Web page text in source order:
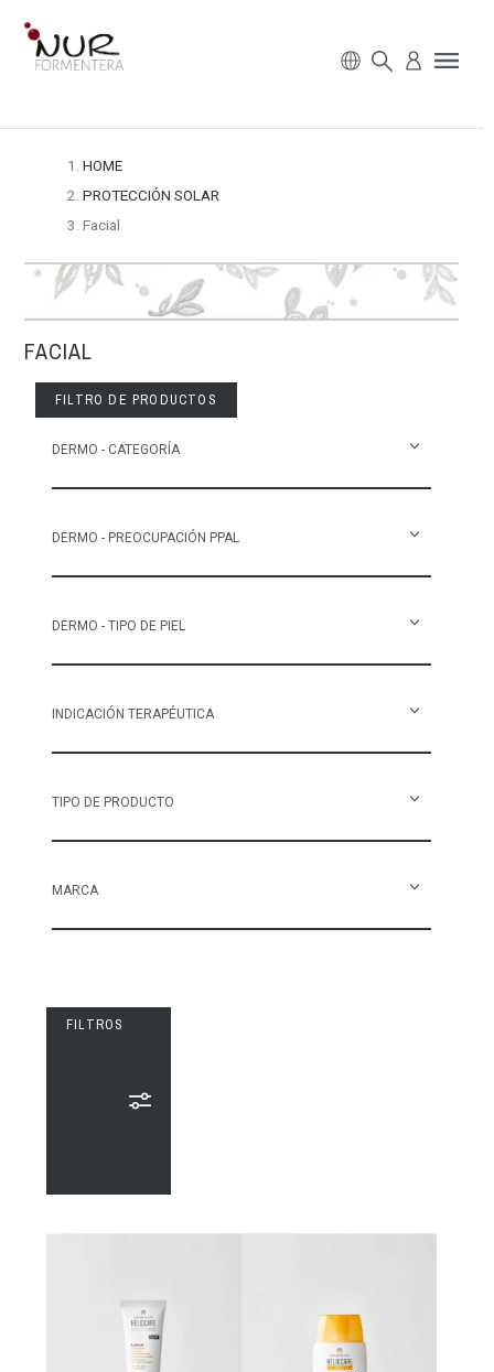
HOME
PROTECCIÓN SOLAR
Facial
FACIAL
FILTROS
FILTRO DE PRODUCTOS
DERMO - CATEGORÍA
DERMO - PREOCUPACIÓN PPAL
DERMO - TIPO DE PIEL
INDICACIÓN TERAPÉUTICA
TIPO DE PRODUCTO
MARCA